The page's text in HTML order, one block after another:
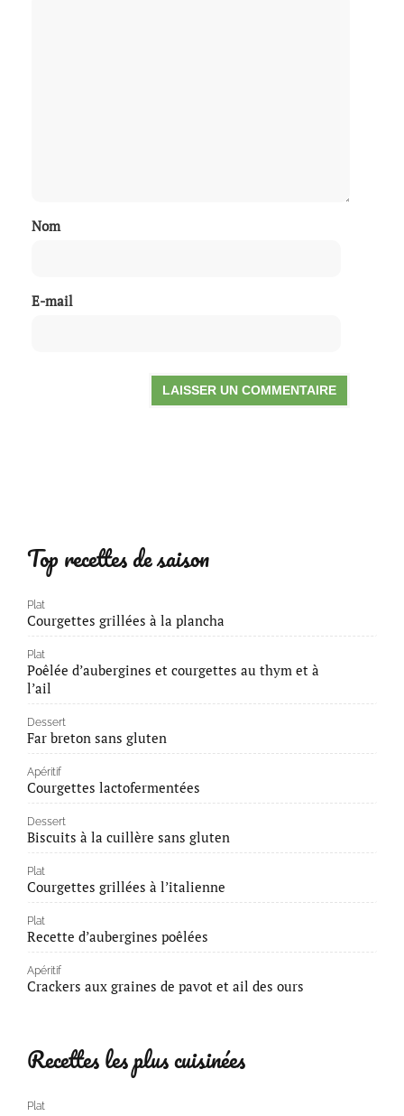
Nom
E-mail
Top recettes de saison
Plat
Courgettes grillées à la plancha
Plat
Poêlée d’aubergines et courgettes au thym et à
l’ail
Dessert
Far breton sans gluten
Apéritif
Courgettes lactofermentées
Dessert
Biscuits à la cuillère sans gluten
Plat
Courgettes grillées à l’italienne
Plat
Recette d’aubergines poêlées
Apéritif
Crackers aux graines de pavot et ail des ours
Recettes les plus cuisinées
Plat